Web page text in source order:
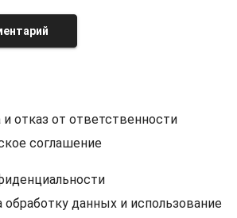
и отказ от ответственности
соглашение
обработку данных и использование